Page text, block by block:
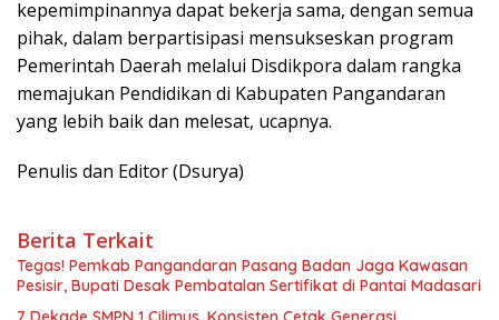
kepemimpinannya dapat bekerja sama, dengan semua
pihak, dalam berpartisipasi mensukseskan program
Pemerintah Daerah melalui Disdikpora dalam rangka
memajukan Pendidikan di Kabupaten Pangandaran
yang lebih baik dan melesat, ucapnya.
Penulis dan Editor (Dsurya)
Berita Terkait
Tegas! Pemkab Pangandaran Pasang Badan Jaga Kawasan
Pesisir, Bupati Desak Pembatalan Sertifikat di Pantai Madasari